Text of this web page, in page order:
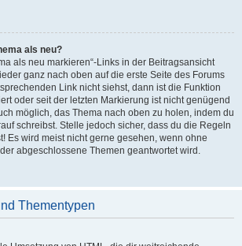
als neu?
als neu markieren“-Links in der Beitragsansicht
ganz nach oben auf die erste Seite des Forums
Link nicht siehst, dann ist die Funktion
oder seit der letzten Markierung ist nicht genügend
möglich, das Thema nach oben zu holen, indem du
schreibst. Stelle jedoch sicher, dass du die Regeln
Es wird meist nicht gerne gesehen, wenn ohne
abgeschlossene Themen geantwortet wird.
Thementypen